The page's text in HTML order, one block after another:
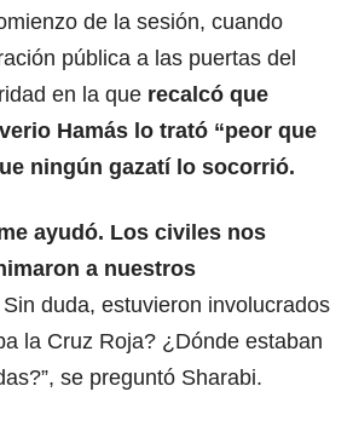
de la sesión, cuando
pública a las puertas del
en la que recalcó que
Hamás lo trató “peor que
ningún gazatí lo socorrió.
ayudó. Los civiles nos
a nuestros
Sin duda, estuvieron involucrados
la Cruz Roja? ¿Dónde estaban
se preguntó Sharabi.